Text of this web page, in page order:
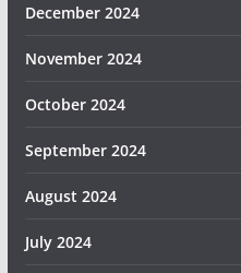
December 2024
November 2024
October 2024
September 2024
August 2024
July 2024